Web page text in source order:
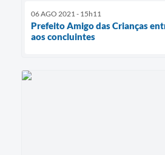
06 AGO 2021 - 15h11
Prefeito Amigo das Crianças
aos concluintes